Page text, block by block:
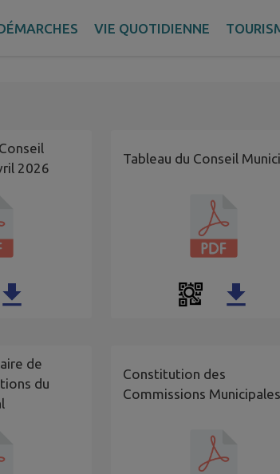
VIE QUOTIDIENNE
du Conseil
2026
Tableau du Conseil
de
du
Constitution des
Commissions Municipales